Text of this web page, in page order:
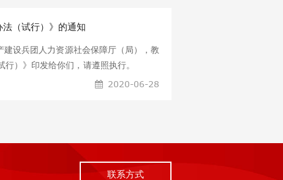
（试行）》的通知
设兵团人力资源社会保障厅（局），教
行）》印发给你们，请遵照执行。
2020-06-28
联系方式